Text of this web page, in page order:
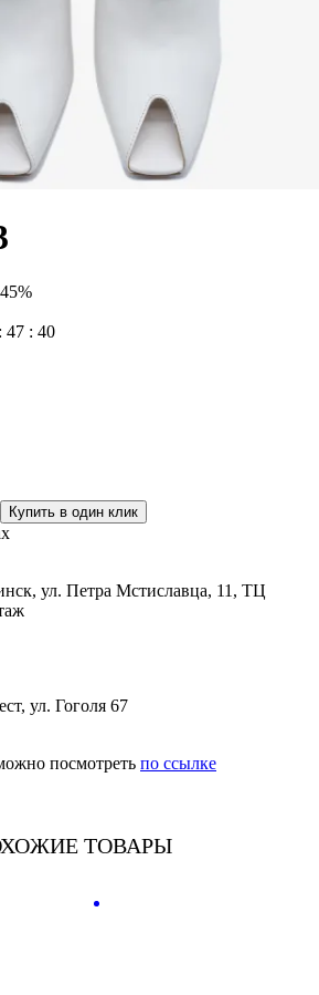
47 : 40
Купить в один клик
ул. Петра Мстиславца, 11, ТЦ
ул. Гоголя 67
посмотреть по ссылке
ТОВАРЫ